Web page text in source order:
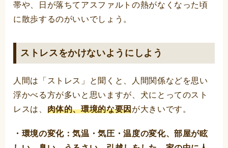
帯や、日が落ちてアスファルトの熱がなくなった頃
に散歩するのがいいでしょう。
ストレスをかけないようにしよう
人間は「ストレス」と聞くと、人間関係などを思い
浮かべる方が多いと思いますが、犬にとってのスト
レスは、 肉体的、環境的な要因が大きいです。
・環境の変化：気温・気圧・温度の変化、部屋が眩